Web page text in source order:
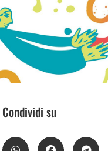
Condividi su